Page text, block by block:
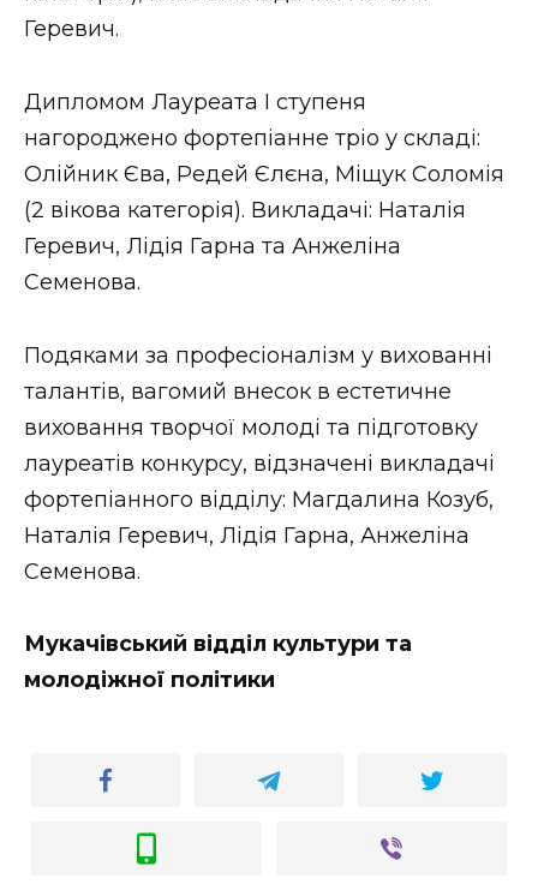
Геревич.
Дипломом Лауреата І ступеня
нагороджено фортепіанне тріо у складі:
Олійник Єва, Редей Єлєна, Міщук Соломія
(2 вікова категорія). Викладачі: Наталія
Геревич, Лідія Гарна та Анжеліна
Семенова.
Подяками за професіоналізм у вихованні
талантів, вагомий внесок в естетичне
виховання творчої молоді та підготовку
лауреатів конкурсу, відзначені викладачі
фортепіанного відділу: Магдалина Козуб,
Наталія Геревич, Лідія Гарна, Анжеліна
Семенова.
Мукачівський відділ культури та
молодіжної політики